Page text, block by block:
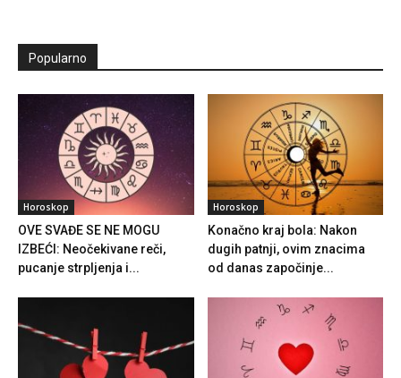
Popularno
Horoskop
OVE SVAĐE SE NE MOGU
IZBEĆI: Neočekivane reči,
pucanje strpljenja i...
Horoskop
Konačno kraj bola: Nakon
dugih patnji, ovim znacima
od danas započinje...